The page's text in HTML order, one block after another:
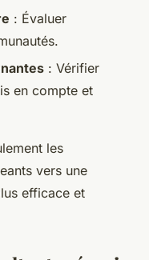
: Évaluer
: Vérifier
en compte et
les
vers une
efficace et